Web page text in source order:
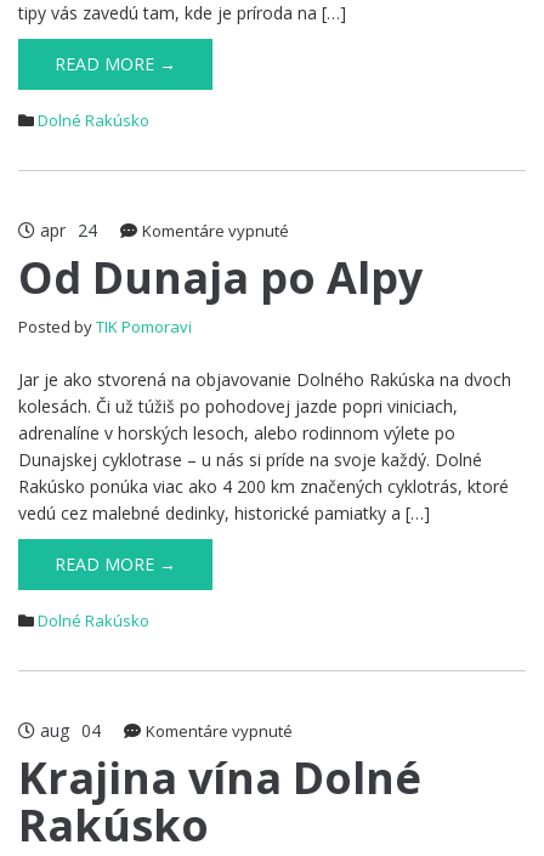
tipy vás zavedú tam, kde je príroda na […]
READ MORE →
Dolné Rakúsko
apr 24 Komentáre vypnuté
Dunaja
Od Dunaja po Alpy
Posted byTIK Pomoravi
Jar je ako stvorená na objavovanie Dolného Rakúska na dvoch
kolesách. Či už túžiš po pohodovej jazde popri viniciach,
adrenalíne v horských lesoch, alebo rodinnom výlete po
Dunajskej cyklotrase – u nás si príde na svoje každý. Dolné
Rakúsko ponúka viac ako 4 200 km značených cyklotrás, ktoré
vedú cez malebné dedinky, historické pamiatky a […]
READ MORE →
Dolné Rakúsko
aug 04 Komentáre vypnuté
vína
Krajina vína Dolné
Rakúsko